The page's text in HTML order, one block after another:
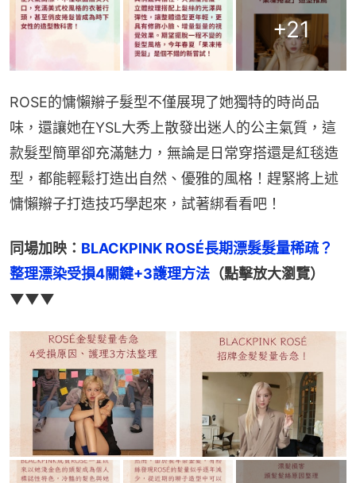
+21
ROSE的慵懶辮子髮型不僅展現了她獨特的時尚品
味，還讓她在YSL大秀上散發出迷人的公主氣質，這
款髮型簡單卻充滿魅力，無論是日常穿搭還是紅毯造
型，都能輕鬆打造出自然、優雅的風格！趕緊將上述
慵懶辮子打造技巧學起來，試著綁看看吧！
同場加映： BLACKPINK ROSÉ長期漂髮髮量稀疏？
整理漂染受損4關鍵+3護理方法 （點擊放大瀏覽）
▼▼▼